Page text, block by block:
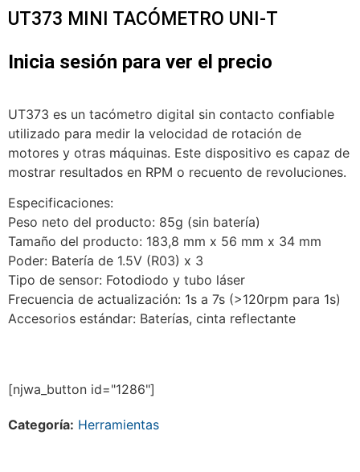
UT373 MINI TACÓMETRO UNI-T
Inicia sesión para ver el precio
UT373 es un tacómetro digital sin contacto confiable
utilizado para medir la velocidad de rotación de
motores y otras máquinas. Este dispositivo es capaz de
mostrar resultados en RPM o recuento de revoluciones.
Especificaciones:
Peso neto del producto: 85g (sin batería)
Tamaño del producto: 183,8 mm x 56 mm x 34 mm
Poder: Batería de 1.5V (R03) x 3
Tipo de sensor: Fotodiodo y tubo láser
Frecuencia de actualización: 1s a 7s (>120rpm para 1s)
Accesorios estándar: Baterías, cinta reflectante
[njwa_button id="1286"]
Categoría: Herramientas